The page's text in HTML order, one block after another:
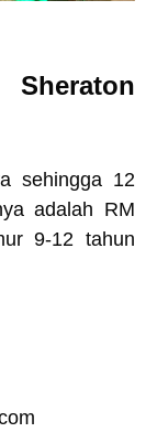
sehingga 12
adalah RM
9-12 tahun